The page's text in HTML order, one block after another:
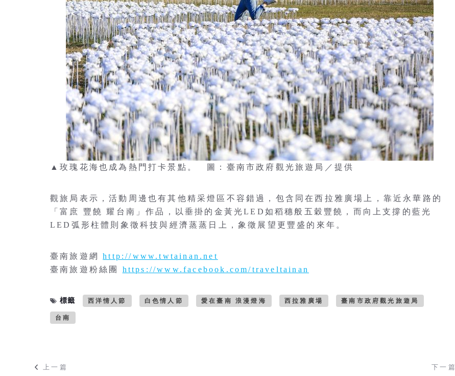
▲玫瑰花海也成為熱門打卡景點。 圖：臺南市政府觀光旅遊局／提供
觀旅局表示，活動周邊也有其他精采燈區不容錯過，包含同在西拉雅廣場上，靠近永華路的
「富庶 豐饒 耀台南」作品，以垂掛的金黃光LED如稻穗般五穀豐饒，而向上支撐的藍光
LED弧形柱體則象徵科技與經濟蒸蒸日上，象徵展望更豐盛的來年。
臺南旅遊網http://www.twtainan.net
臺南旅遊粉絲團 https://www.facebook.com/traveltainan
標籤 西洋情人節 白色情人節 愛在臺南 浪漫燈海 西拉雅廣場 臺南市政府觀光旅遊局
台南
上一篇 下一篇